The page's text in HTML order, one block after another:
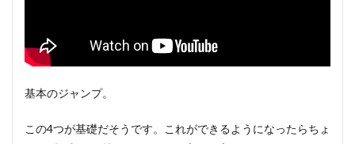
基本のジャンプ。
この4つが基礎だそうです。これができるようになったらちょ